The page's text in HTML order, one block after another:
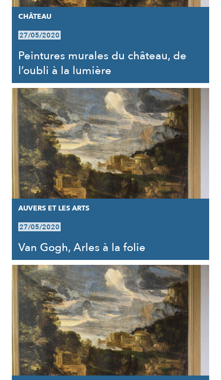
CHÂTEAU
27/05/2020
Peintures murales du château, de
l’oubli à la lumière
AUVERS ET LES ARTS
27/05/2020
Van Gogh, Arles à la folie